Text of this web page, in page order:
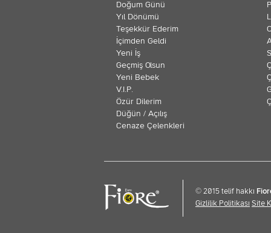
Doğum Günü
Yıl Dönümü
Teşekkür Ederim
İçimden Geldi
Yeni İş
Geçmiş Olsun
Yeni Bebek
V.I.P.
Özür Dilerim
Düğün / Açılış
Cenaze Çelenkleri
© 2015 telif hakkı
Gizlilik Politikası Site